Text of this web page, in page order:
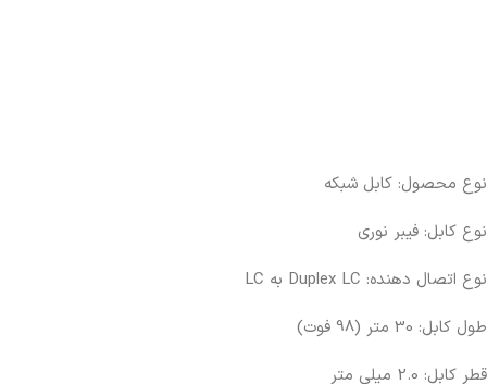
نوع محصول: کابل شبکه
نوع کابل: فیبر نوری
نوع اتصال دهنده: Duplex LC به LC
طول کابل: 30 متر (98 فوت)
قطر کابل: 2.0 میلی متر